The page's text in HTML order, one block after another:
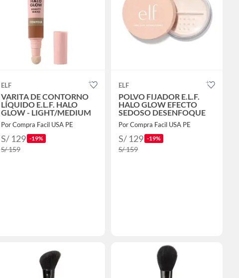
ELF
VARITA DE CONTORNO
LÍQUIDO E.L.F. HALO
GLOW - LIGHT/MEDIUM
Por Compra Facil USA PE
S/ 129 -19%
S/ 159
ELF
POLVO FIJADOR E.L.F.
HALO GLOW EFECTO
SEDOSO DESENFOQUE
Por Compra Facil USA PE
S/ 129 -19%
S/ 159